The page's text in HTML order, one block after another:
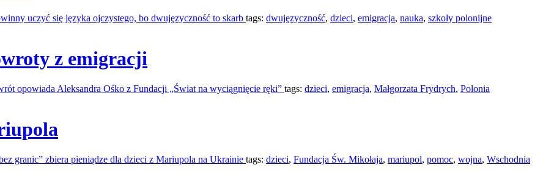
uczyć się języka ojczystego, bo dwujęzyczność to skarb tags: dwujęzyczność, dzieci, emigracja, nauka, szkoły polonijne
z emigracji
opowiada Aleksandra Ośko z Fundacji „Świat na wyciągnięcie ręki” tags: dzieci, emigracja, Małgorzata Frydrych, Polonia
granic” zbiera pieniądze dla dzieci z Mariupola na Ukrainie tags: dzieci, Fundacja Św. Mikołaja, mariupol, pomoc, wojna, Wschodnia